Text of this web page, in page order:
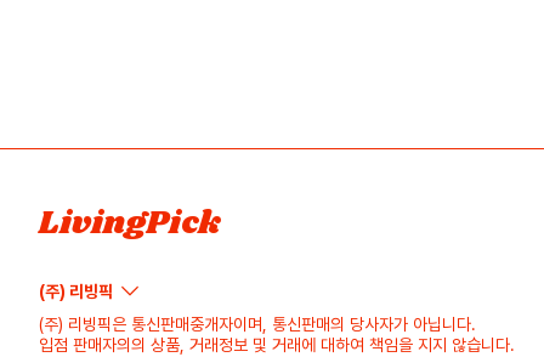
LivingPick
(주) 리빙픽
(주) 리빙픽은 통신판매중개자이며, 통신판매의 당사자가 아닙니다.
입점 판매자의의 상품, 거래정보 및 거래에 대하여 책임을 지지 않습니다.